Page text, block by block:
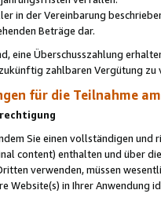
in der Vereinbarung
Beträge dar.
eine Überschusszahlung
zahlbaren Vergütung zu
für die Teilnahme
Sie einen vollständigen
content) enthalten und über
verwenden, müssen
Website(s) in Ihrer Anwendung